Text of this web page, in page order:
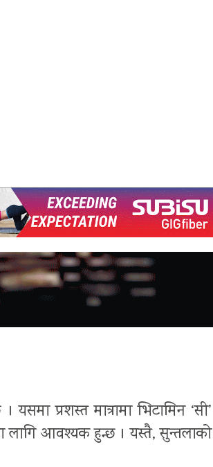
यसमा प्रशस्त मात्रामा भिटामिन ‘सी’
लागि आवश्यक हुन्छ । यस्तै, सुन्तलाको